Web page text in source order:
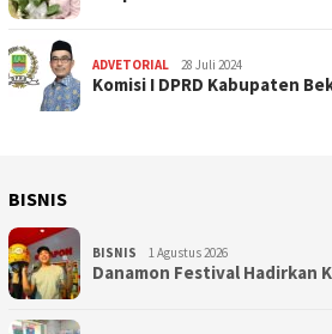
ADVETORIAL 28 Juli 2024
Komisi I DPRD Kabupaten
BISNIS
BISNIS 1 Agustus 2026
Danamon Festival Hadirkan